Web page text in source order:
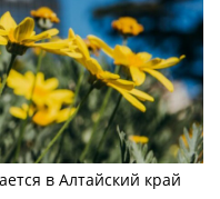
в Алтайский край